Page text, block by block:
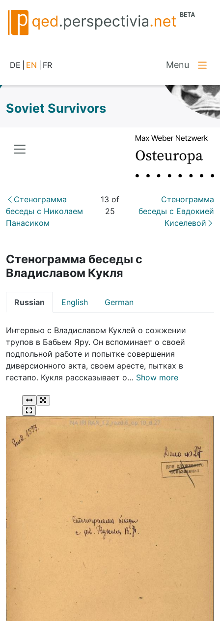
DE EN FR Menu
Soviet Survivors
Стенограмма
беседы с Николаем
Панасиком
13 of
25
Стенограмма
беседы с Евдокией
Киселевой
Стенограмма беседы с
Владиславом Кукля
Russian English German
Интервью с Владиславом Куклей о сожжении
трупов в Бабьем Яру. Он вспоминает о своей
подпольной работе и попытке совершения
диверсионного акта, своем аресте, пытках в
гестапо. Кукля рассказывает о… Show more